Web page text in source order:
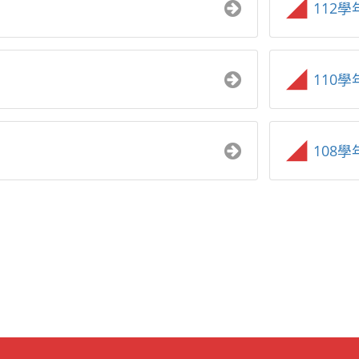
112學
110學
108學